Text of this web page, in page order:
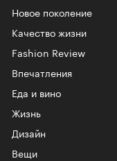
Новое поколение
Качество жизни
Fashion Review
Впечатления
Еда и вино
Жизнь
Дизайн
Вещи